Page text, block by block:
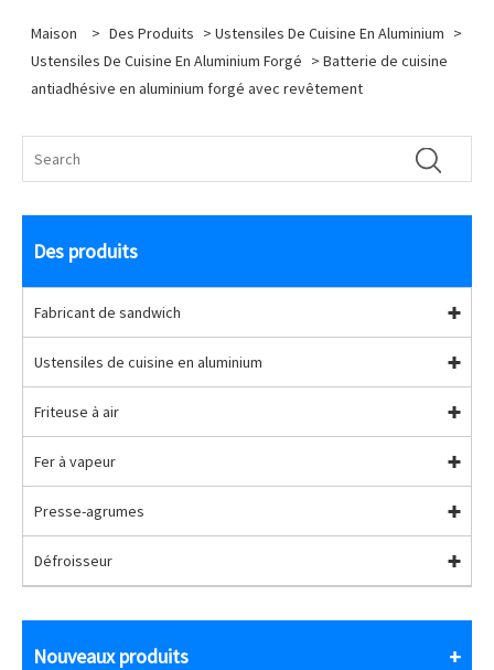
Maison > Des Produits >Ustensiles De Cuisine En Aluminium >
Ustensiles De Cuisine En Aluminium Forgé > Batterie de cuisine
antiadhésive en aluminium forgé avec revêtement
Des produits
Fabricant de sandwich
Ustensiles de cuisine en aluminium
Friteuse à air
Fer à vapeur
Presse-agrumes
Défroisseur
Nouveaux produits